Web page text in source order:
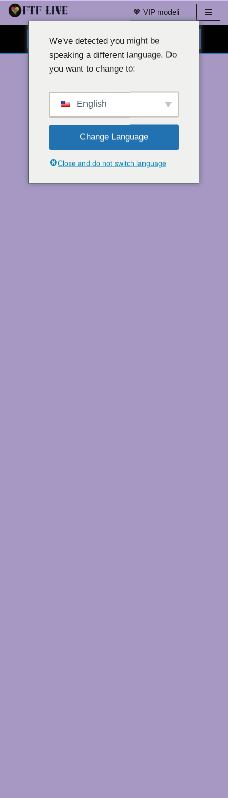
Preskoči
sadržaj
💖 VIP modeli
BESPLATNI CHAT PUTEM WEB KAMERE 👉
We've detected you might be
speaking a different language. Do
you want to change to:
English
Change Language
Close and do not switch language